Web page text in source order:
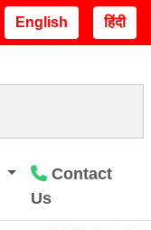
English हिंदी
Contact
Us